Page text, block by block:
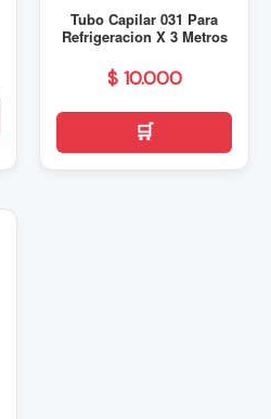
Tubo Capilar 031 Para
Refrigeracion X 3 Metros
$10.000